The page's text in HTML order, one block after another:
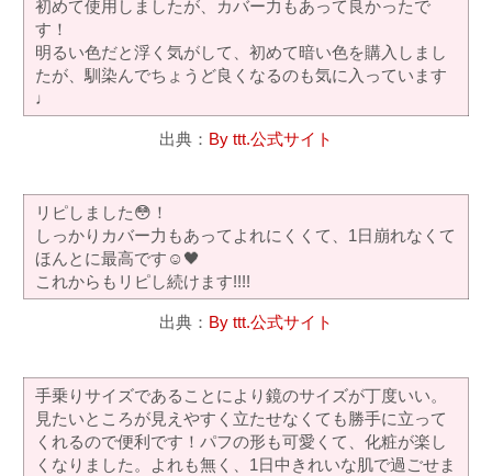
初めて使用しましたが、カバー力もあって良かったで
す！
明るい色だと浮く気がして、初めて暗い色を購入しまし
たが、馴染んでちょうど良くなるのも気に入っています
♩
出典： By ttt.公式サイト
リピしました😳！
しっかりカバー力もあってよれにくくて、1日崩れなくて
ほんとに最高です☺️🖤
これからもリピし続けます!!!!
出典： By ttt.公式サイト
手乗りサイズであることにより鏡のサイズが丁度いい。
見たいところが見えやすく立たせなくても勝手に立って
くれるので便利です！パフの形も可愛くて、化粧が楽し
くなりました。よれも無く、1日中きれいな肌で過ごせま